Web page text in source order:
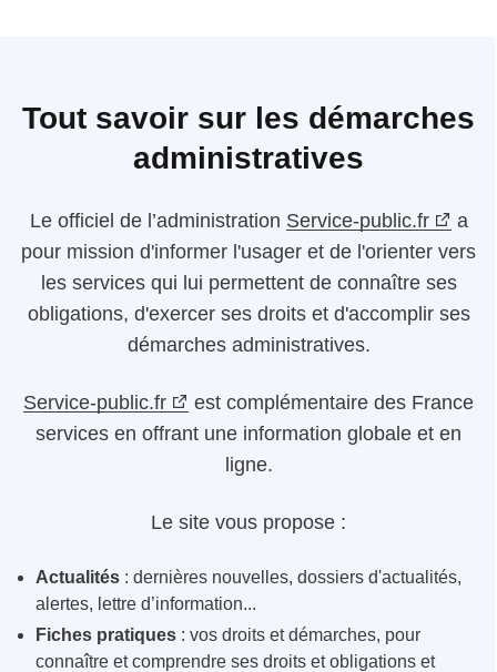
Tout savoir sur les démarches
administratives
Le officiel de l’administration Service-public.fr
a
pour mission d'informer l'usager et de l'orienter vers
les services qui lui permettent de connaître ses
obligations, d'exercer ses droits et d'accomplir ses
démarches administratives.
Service-public.fr
est complémentaire des France
services en offrant une information globale et en
ligne.
Le site vous propose :
Actualités : dernières nouvelles, dossiers d'actualités,
alertes, lettre d’information...
Fiches pratiques : vos droits et démarches, pour
connaître et comprendre ses droits et obligations et